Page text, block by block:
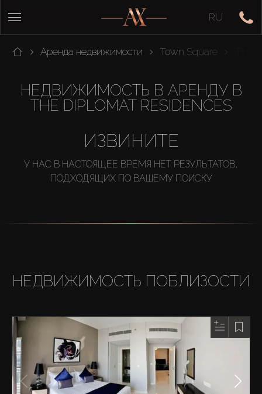
RU
Аренда недвижимости Town Square
НЕДВИЖИМОСТЬ В АРЕНДУ В
THE DIPLOMAT RESIDENCES
ИЗВИНИТЕ
У НАС В НАСТОЯЩЕЕ ВРЕМЯ НЕТ РЕЗУЛЬТАТОВ,
ПОДХОДЯЩИХ ПО ВАШЕМУ ПОИСКУ
НЕДВИЖИМОСТЬ ПОБЛИЗОСТИ